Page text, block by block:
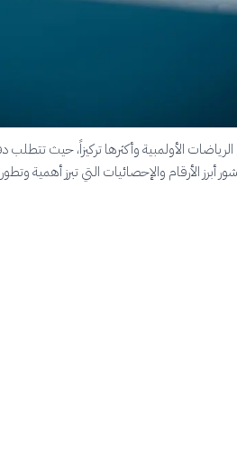
الأولمبية وأكثرها تركيزاً، حيث
الأرقام والإحصائيات التي تبرز أهمية